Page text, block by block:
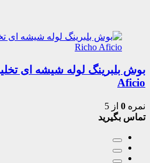
Aficio
نمره 0 از 5
تماس بگیرید